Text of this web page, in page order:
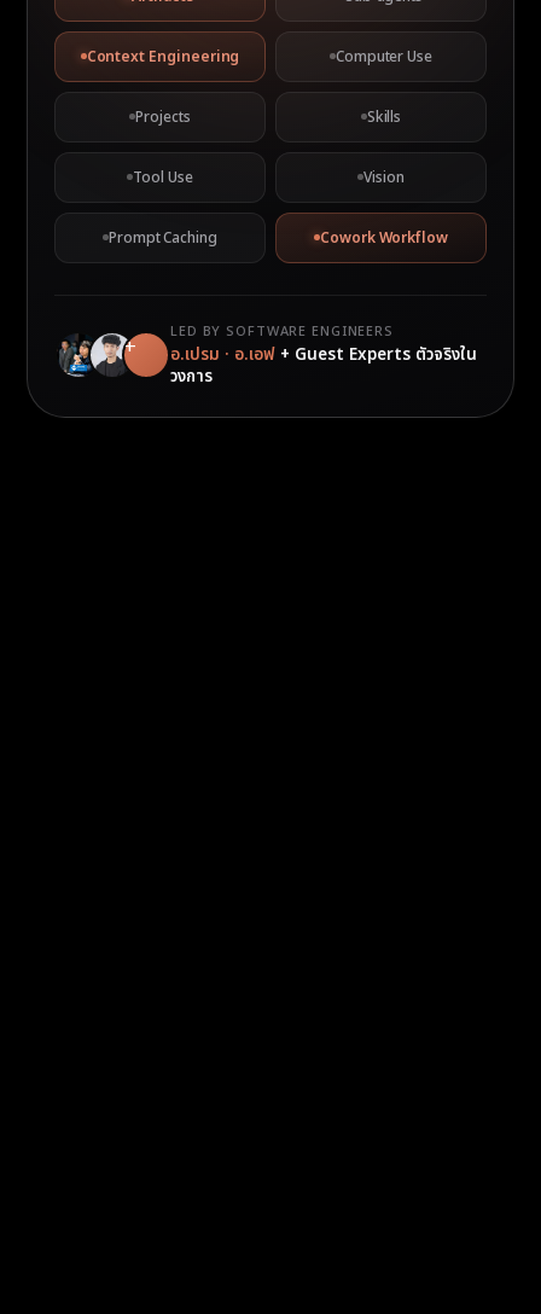
Context Engineering Computer Use
Projects Skills
Tool Use Vision
Prompt Caching Cowork Workflow
+
LED BY SOFTWARE ENGINEERS
อ.เปรม · อ.เอฟ + Guest Experts ตัวจริงใน
วงการ